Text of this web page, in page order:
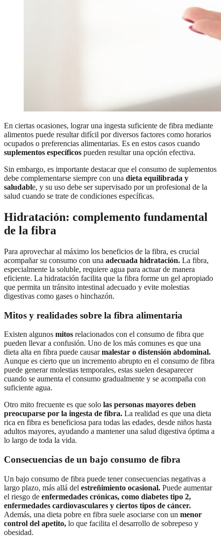
En ciertas ocasiones, lograr una ingesta suficiente de fibra mediante
alimentos puede resultar difícil por diversos factores como horarios
ocupados o preferencias alimentarias. Es en estos casos cuando
suplementos específicos pueden resultar una opción efectiva.
Sin embargo, es importante destacar que el consumo de suplementos
debe complementarse siempre con una dieta equilibrada y
saludable, y su uso debe ser supervisado por un profesional de la
salud cuando se trate de condiciones específicas.
Hidratación: complemento fundamental
de la fibra
Para aprovechar al máximo los beneficios de la fibra, es crucial
acompañar su consumo con una adecuada hidratación. La fibra,
especialmente la soluble, requiere agua para actuar de manera
eficiente. La hidratación facilita que la fibra forme un gel apropiado
que permita un tránsito intestinal adecuado y evite molestias
digestivas como gases o hinchazón.
Mitos y realidades sobre la fibra alimentaria
Existen algunos mitos relacionados con el consumo de fibra que
pueden llevar a confusión. Uno de los más comunes es que una
dieta alta en fibra puede causarmalestar o distensión abdominal.
Aunque es cierto que un incremento abrupto en el consumo de fibra
puede generar molestias temporales, estas suelen desaparecer
cuando se aumenta el consumo gradualmente y se acompaña con
suficiente agua.
Otro mito frecuente es que solo las personas mayores deben
preocuparse por la ingesta de fibra. La realidad es que una dieta
rica en fibra es beneficiosa para todas las edades, desde niños hasta
adultos mayores, ayudando a mantener una salud digestiva óptima a
lo largo de toda la vida.
Consecuencias de un bajo consumo de fibra
Un bajo consumo de fibra puede tener consecuencias negativas a
largo plazo, más allá del estreñimiento ocasional. Puede aumentar
el riesgo de enfermedades crónicas, como diabetes tipo 2,
enfermedades cardiovasculares y ciertos tipos de cáncer.
Además, una dieta pobre en fibra suele asociarse con un menor
control del apetito, lo que facilita el desarrollo de sobrepeso y
obesidad.